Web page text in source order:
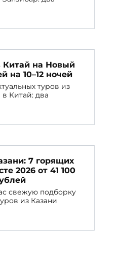
Китай на Новый
на 10–12 ночей
туров из
Китай: два
7 горящих
2026 от 41 100
свежую подборку
из Казани